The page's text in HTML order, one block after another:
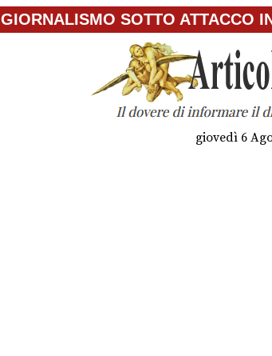
GIORNALISMO SOTTO ATTACCO
giovedì 6